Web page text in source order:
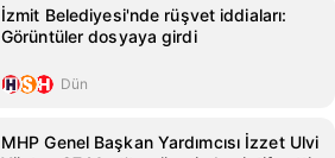
İzmit Belediyesi'nde rüşvet iddiaları:
Görüntüler dosyaya girdi
Dün
MHP Genel Başkan Yardımcısı İzzet Ulvi